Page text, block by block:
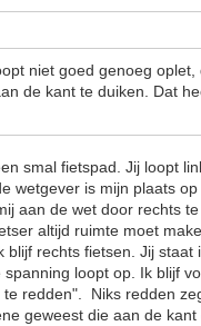
niet goed genoeg
de kant te duiken. Dat
smal fietspad. Jij loopt
wetgever is mijn plaats
aan de wet door rechts
altijd ruimte moet
blijf rechts fietsen. Jij
loopt op. Ik blijf
redden". Niks redden
geweest die aan de